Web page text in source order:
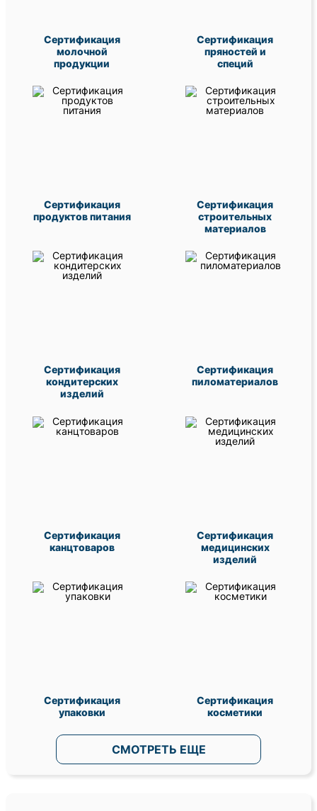
Сертификация
молочной
продукции
Сертификация
пряностей и
специй
Сертификация
продуктов питания
Сертификация
строительных
материалов
Сертификация
кондитерских
изделий
Сертификация
пиломатериалов
Сертификация
канцтоваров
Сертификация
медицинских
изделий
Сертификация
упаковки
Сертификация
косметики
СМОТРЕТЬ ЕЩЕ